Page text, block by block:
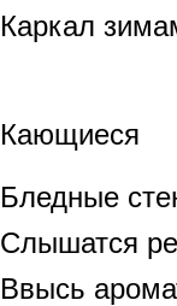
Каркал
Кающиеся
Бледные
Слышатся
Ввысь